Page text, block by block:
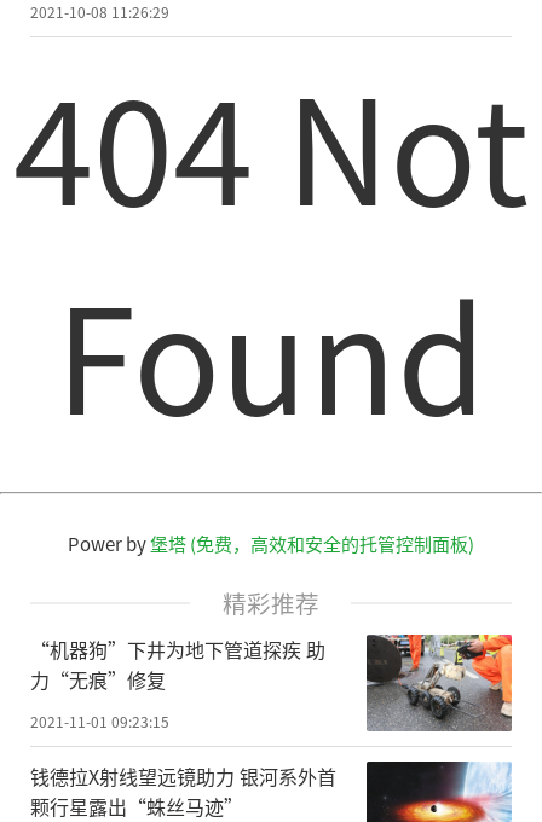
2021-10-08 11:26:29
404 Not
Found
Power by堡塔 (免费，高效和安全的托管控制面板)
精彩推荐
“机器狗”下井为地下管道探疾 助
力“无痕”修复
2021-11-01 09:23:15
钱德拉X射线望远镜助力 银河系外首
颗行星露出“蛛丝马迹”